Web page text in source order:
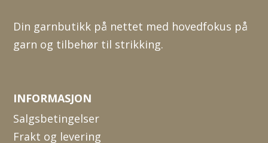
Din garnbutikk på nettet med hovedfokus på
garn og tilbehør til strikking.
INFORMASJON
Salgsbetingelser
Frakt og levering